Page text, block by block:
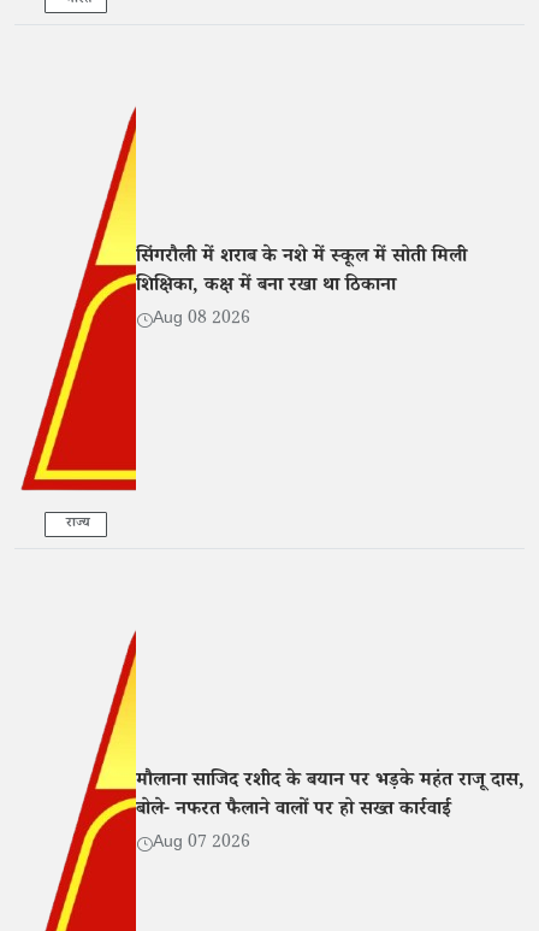
राज्य
सिंगरौली में शराब के नशे में स्कूल में सोती मिली
शिक्षिका, कक्ष में बना रखा था ठिकाना
Aug 08 2026
मौलाना साजिद रशीद के बयान पर भड़के महंत राजू दास,
बोले- नफरत फैलाने वालों पर हो सख्त कार्रवाई
Aug 07 2026